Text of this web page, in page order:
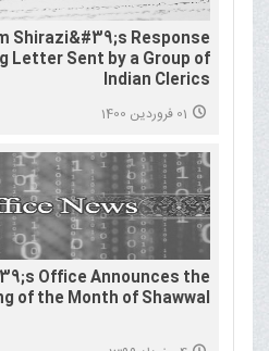
Shirazi&#39;s Response
Letter Sent by a Group of
Indian Clerics
01 فروردین 1400
Office Announces the
of the Month of Shawwal